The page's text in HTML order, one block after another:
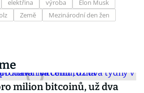
elektřina výroba
Elon Musk
Země
Mezinárodní den žen
milion bitcoinů, už dva